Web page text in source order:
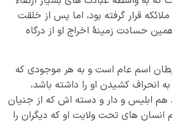
قرار گرفته بود، اما پس از خلقت
حسادت زمینۀ اخراج او از درگاه
اسم عام است و به هر موجودی که
انحراف کشیدن او را داشته باشد،
هم ابلیس و دار و دسته اش که از جنیان
های تحت ولایت او که دیگران را